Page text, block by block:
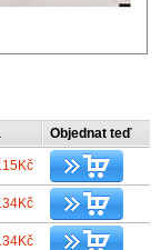
Objednat teď